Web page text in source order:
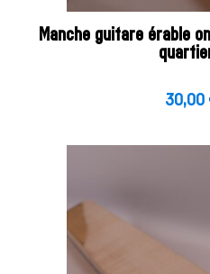
Manche guitare érable
30,00